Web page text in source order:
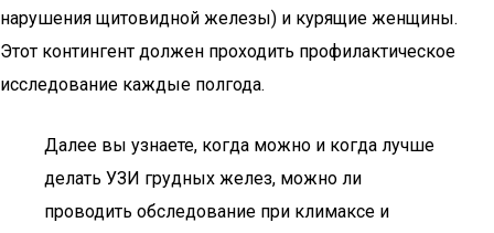
нарушения щитовидной железы) и курящие женщины.
Этот контингент должен проходить профилактическое
исследование каждые полгода.
Далее вы узнаете, когда можно и когда лучше
делать УЗИ грудных желез, можно ли
проводить обследование при климаксе и